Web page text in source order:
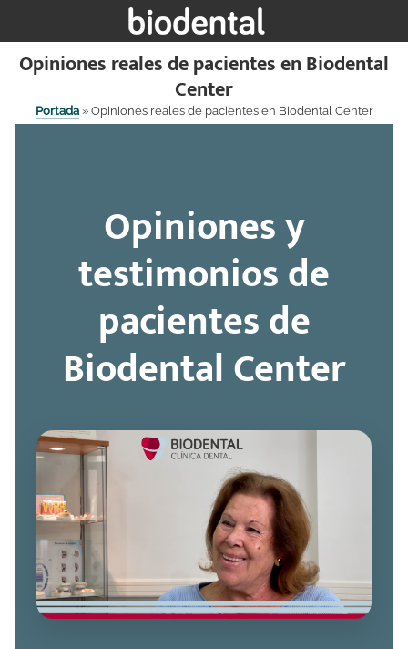
contenido
Opiniones reales de pacientes en Biodental
Center
Portada» Opiniones reales de pacientes en Biodental Center
Opiniones y
testimonios de
pacientes de
Biodental Center